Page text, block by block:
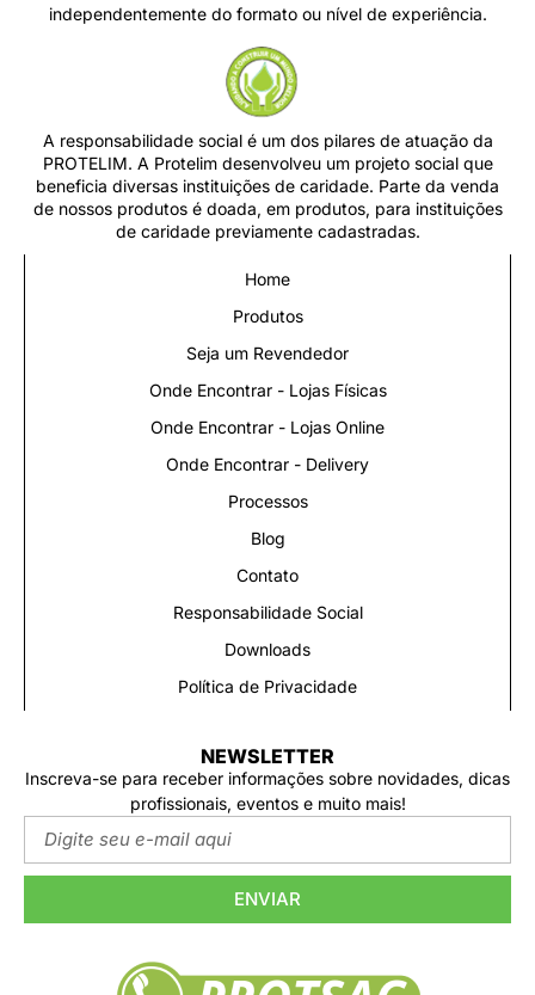
independentemente do formato ou nível de experiência.
A responsabilidade social é um dos pilares de atuação da
PROTELIM. A Protelim desenvolveu um projeto social que
beneficia diversas instituições de caridade. Parte da venda
de nossos produtos é doada, em produtos, para instituições
de caridade previamente cadastradas.
Home
Produtos
Seja um Revendedor
Onde Encontrar - Lojas Físicas
Onde Encontrar - Lojas Online
Onde Encontrar - Delivery
Processos
Blog
Contato
Responsabilidade Social
Downloads
Política de Privacidade
NEWSLETTER
Inscreva-se para receber informações sobre novidades, dicas
profissionais, eventos e muito mais!
ENVIAR